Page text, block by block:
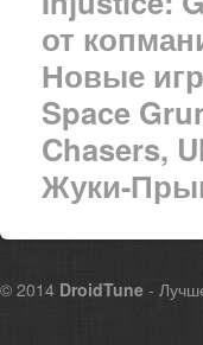
от
Новые
Space
Chasers,
Жуки-
© 2014 DroidTune -